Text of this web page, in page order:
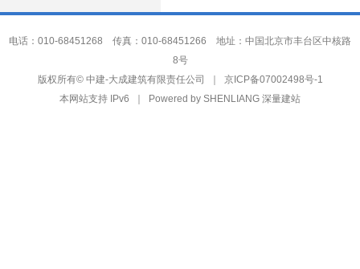
电话：010-68451268 传真：010-68451266 地址：中国北京市丰台区中核路
8号
版权所有© 中建-大成建筑有限责任公司
京ICP备07002498号-1
本网站支持 IPv6 ｜ Powered by SHENLIANG 深量建站